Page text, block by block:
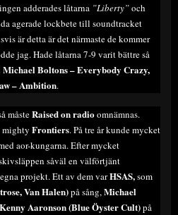
adderades låtarna ”Liberty”och
agerade lockbete till soundtracket
är detta är det närmaste de kommer
jag. Hade låtarna 7-9 varit bättre så
Michael Boltons – Everybody Crazy,
– Ambition.
måsteRaised on radioomnämnas.
mighty Frontiers. På tre år kunde mycket
aor-kungarna. Efter mycket
såväl en välförtjänt
projekt. Ett av dem varHSAS,som
Van Halen)på sång,Michael
Kenny Aaronson (Blue Öyster Cult)på